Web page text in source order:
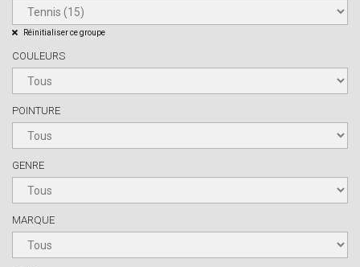
Réinitialiser ce groupe
COULEURS
POINTURE
GENRE
MARQUE